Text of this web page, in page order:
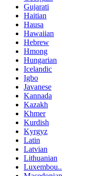
Gujarati
Haitian
Hausa
Hawaiian
Hebrew
Hmong
Hungarian
Icelandic
Igbo
Javanese
Kannada
Kazakh
Khmer
Kurdish
Kyrgyz
Latin
Latvian
Lithuanian
Luxembou..